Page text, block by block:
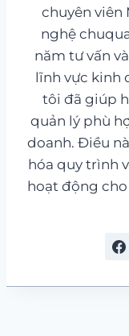
chuyên viên
nghệ
năm tư vấn
lĩnh vực kinh
tôi đã giúp
quản lý phù
doanh. Điều
hóa quy trình
hoạt động